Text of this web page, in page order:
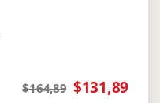
$164,89 $131,89